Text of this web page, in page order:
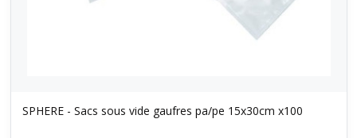
SPHERE - Sacs sous vide gaufres pa/pe 15x30cm x100